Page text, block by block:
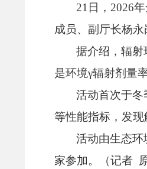
21日， 2026
成员、 副厅长杨永
据介绍，辐射
是环境γ辐射剂量
活动首次于冬
等性能指标， 发现
活动由生态环
家参加。
（记者